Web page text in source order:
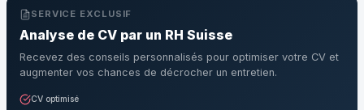
SERVICE EXCLUSIF
Analyse de CV par un RH Suisse
Recevez des conseils personnalisés pour optimiser votre CV et
augmenter vos chances de décrocher un entretien.
CV optimisé